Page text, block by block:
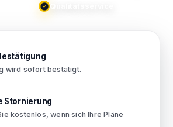
wird sofort bestätigt.
Stornierung
kostenlos, wenn sich Ihre Pläne